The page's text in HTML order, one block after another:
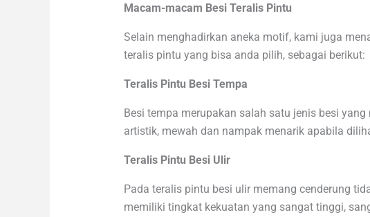
Macam-macam Besi Teralis Pintu
Selain menghadirkan aneka motif, kami juga
teralis pintu yang bisa anda pilih, sebagai berikut:
Teralis Pintu Besi Tempa
Besi tempa merupakan salah satu jenis besi
artistik, mewah dan nampak menarik apabila
Teralis Pintu Besi Ulir
Pada teralis pintu besi ulir memang cenderung
memiliki tingkat kekuatan yang sangat tinggi,